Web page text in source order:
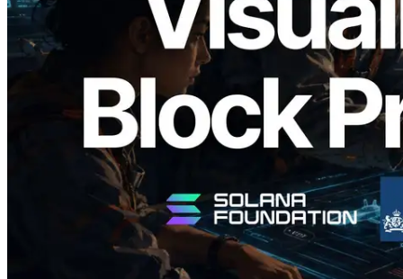
Analyzer — 以 slot 為單位視覺化區塊生
成時間與負責驗證者